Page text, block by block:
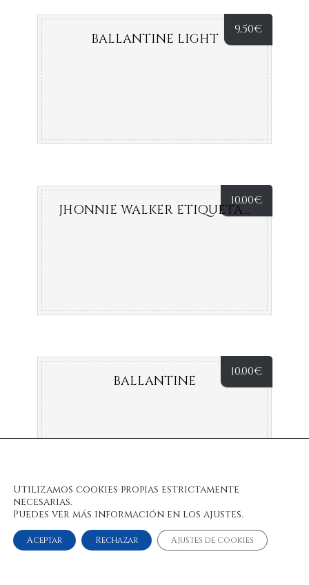
9,50€
BALLANTINE LIGHT
10,00€
JHONNIE WALKER ETIQUETA ROJA
10,00€
BALLANTINE
Utilizamos cookies propias estrictamente
necesarias.
Puedes ver más información en los ajustes.
Aceptar Rechazar Ajustes de cookies